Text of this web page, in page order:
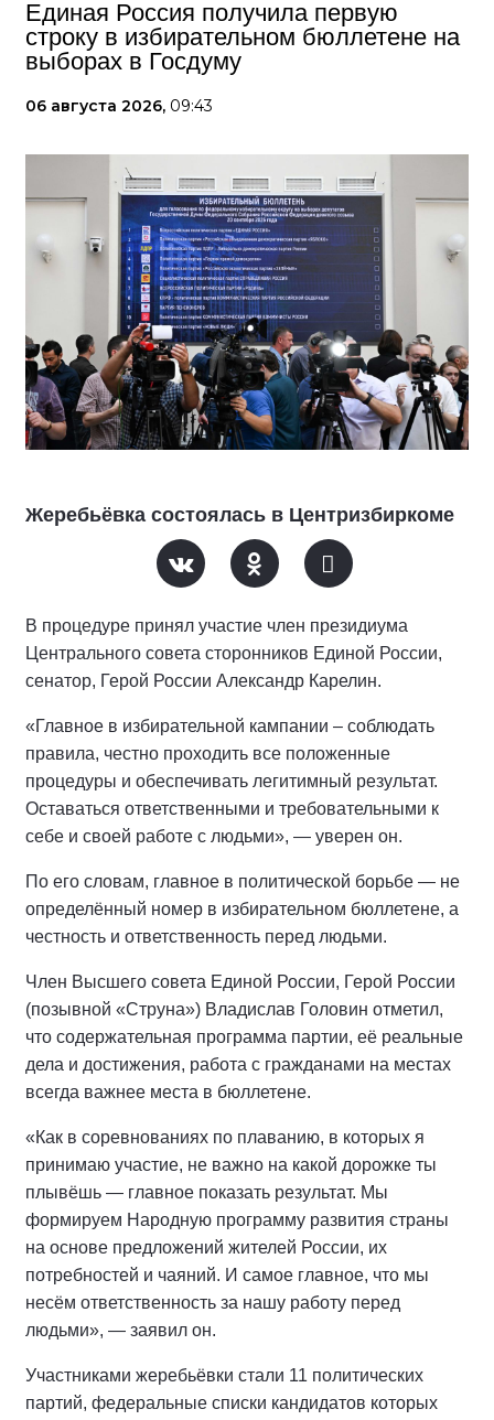
Единая Россия получила первую
строку в избирательном бюллетене на
выборах в Госдуму
06 августа 2026, 09:43
Жеребьёвка состоялась в Центризбиркоме
В процедуре принял участие член президиума
Центрального совета сторонников Единой России,
сенатор, Герой России Александр Карелин.
«Главное в избирательной кампании – соблюдать
правила, честно проходить все положенные
процедуры и обеспечивать легитимный результат.
Оставаться ответственными и требовательными к
себе и своей работе с людьми», — уверен он.
По его словам, главное в политической борьбе — не
определённый номер в избирательном бюллетене, а
честность и ответственность перед людьми.
Член Высшего совета Единой России, Герой России
(позывной «Струна») Владислав Головин отметил,
что содержательная программа партии, её реальные
дела и достижения, работа с гражданами на местах
всегда важнее места в бюллетене.
«Как в соревнованиях по плаванию, в которых я
принимаю участие, не важно на какой дорожке ты
плывёшь — главное показать результат. Мы
формируем Народную программу развития страны
на основе предложений жителей России, их
потребностей и чаяний. И самое главное, что мы
несём ответственность за нашу работу перед
людьми», — заявил он.
Участниками жеребьёвки стали 11 политических
партий, федеральные списки кандидатов которых